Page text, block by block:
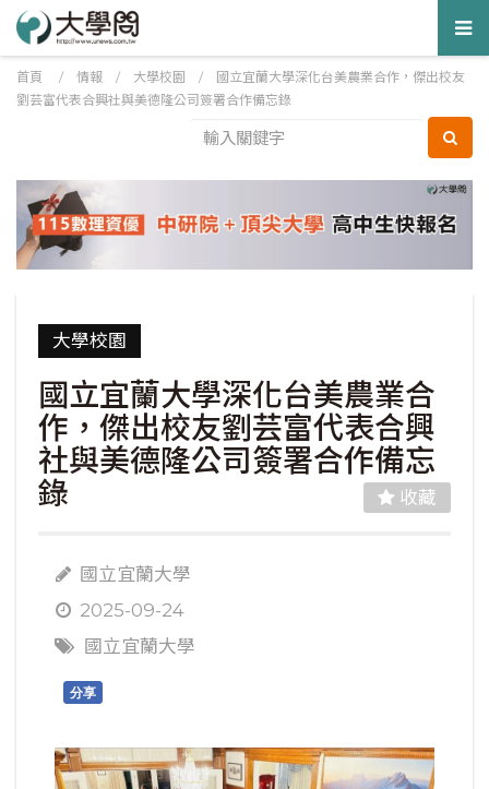
首頁 / 情報 / 大學校園 /
國立宜蘭大學深化台美農業合作，傑出校友
劉芸富代表合興社與美德隆公司簽署合作備忘錄
大學校園
國立宜蘭大學深化台美農業合
作，傑出校友劉芸富代表合興
社與美德隆公司簽署合作備忘
錄
收藏
國立宜蘭大學
2025-09-24
國立宜蘭大學
分享